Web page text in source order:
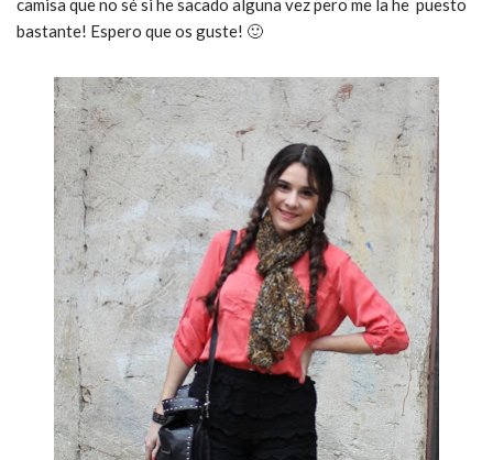
camisa que no sé si he sacado alguna vez pero me la he puesto
bastante! Espero que os guste! 🙂